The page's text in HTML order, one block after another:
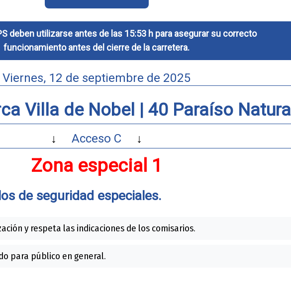
deben utilizarse antes de las 15:53 h para asegurar su correcto
funcionamiento antes del cierre de la carretera.
Viernes, 12 de septiembre de 2025
Villa de Nobel | 40 Paraíso Natural
↓ Acceso C ↓
Zona especial 1
de seguridad especiales.
y respeta las indicaciones de los comisarios.
para público en general.